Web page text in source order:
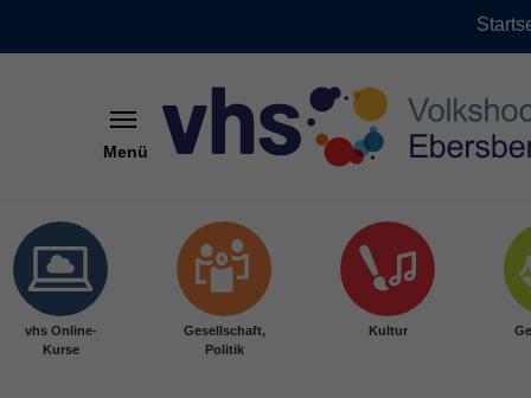
Menü
vhs Online-
Kurse
Gesellschaft,
Politik
Kultur